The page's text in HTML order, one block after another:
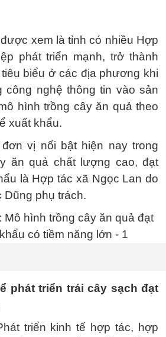
xem là tỉnh có nhiều Hợp
phát triển mạnh, trở thành
biểu ở các địa phương khi
công nghệ thông tin vào sản
hình trồng cây ăn quả theo
xuất khẩu.
vị nổi bật hiện nay trong
ăn quả chất lượng cao, đạt
là Hợp tác xã Ngọc Lan do
Dũng phụ trách.
phát triển trái cây sạch đạt
triển kinh tế hợp tác, hợp